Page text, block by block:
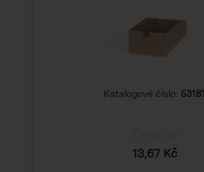
Katalogové číslo: 53181
13,67 Kč